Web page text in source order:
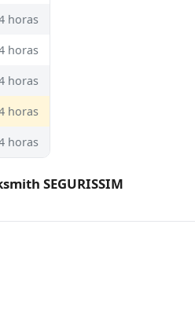
horas
horas
horas
horas
horas
SEGURISSIM